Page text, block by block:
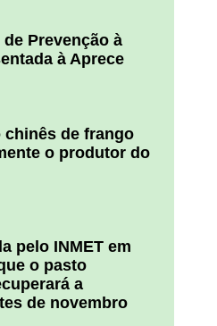
Prevenção à
à Aprece
chinês de frango
o produtor do
pelo INMET em
o pasto
a
de novembro